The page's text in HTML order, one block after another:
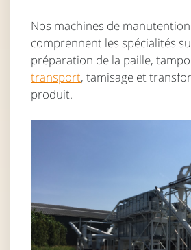
Nos machines de
comprennent les spécialités
préparation de la paille,
transport, tamisage et
produit.